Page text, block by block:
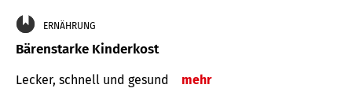
ERNÄHRUNG
Bärenstarke Kinderkost
Lecker, schnell und gesund mehr